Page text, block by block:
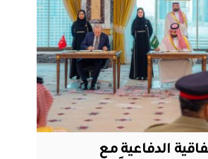
الدفاعية مع